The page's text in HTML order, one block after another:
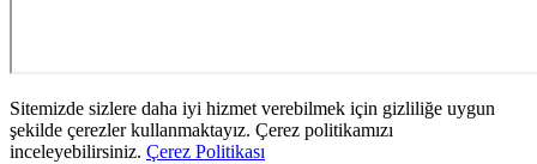
Sitemizde sizlere daha iyi hizmet verebilmek için gizliliğe uygun
şekilde çerezler kullanmaktayız. Çerez politikamızı
inceleyebilirsiniz. Çerez Politikası